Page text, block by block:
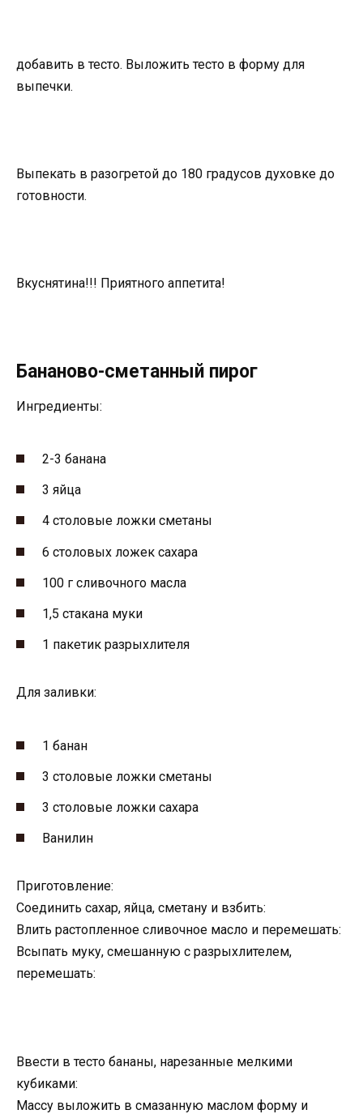
добавить в тесто. Выложить тесто в форму для
выпечки.
Выпекать в разогретой до 180 градусов духовке до
готовности.
Вкуснятина!!! Приятного аппетита!
Бананово-сметанный пирог
Ингредиенты:
2-3 банана
3 яйца
4 столовые ложки сметаны
6 столовых ложек сахара
100 г сливочного масла
1,5 стакана муки
1 пакетик разрыхлителя
Для заливки:
1 банан
3 столовые ложки сметаны
3 столовые ложки сахара
Ванилин
Приготовление:
Соединить сахар, яйца, сметану и взбить:
Влить растопленное сливочное масло и перемешать:
Всыпать муку, смешанную с разрыхлителем,
перемешать:
Ввести в тесто бананы, нарезанные мелкими
кубиками:
Массу выложить в смазанную маслом форму и